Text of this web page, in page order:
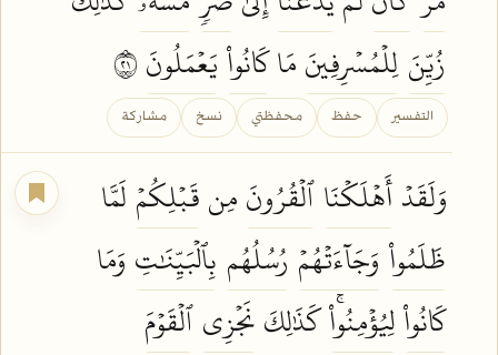
زُيِّنَلِلۡمُسۡرِفِينَمَاكَانُواْيَعۡمَلُونَ
التفسير حفظ محفظتي نسخ مشاركة
وَلَقَدۡأَهۡلَكۡنَاٱلۡقُرُونَمِنقَبۡلِكُمۡ لَمَّا
ظَلَمُواْ وَجَآءَتۡهُمۡ رُسُلُهُم بِٱلۡبَيِّنَٰتِ وَمَا
كَانُواْلِيُؤۡمِنُواْۚكَذَٰلِكَنَجۡزِي ٱلۡقَوۡمَ